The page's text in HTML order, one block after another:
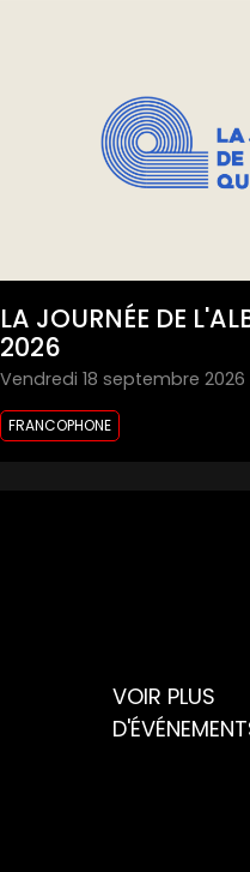
LA JOURNÉE DE
2026
vendredi 18 septembre 2026
FRANCOPHONE
VOIR PLUS